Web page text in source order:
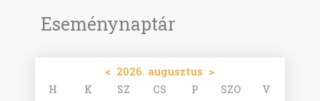
Eseménynaptár
< 2026. augusztus >
H K SZ CS P SZO V